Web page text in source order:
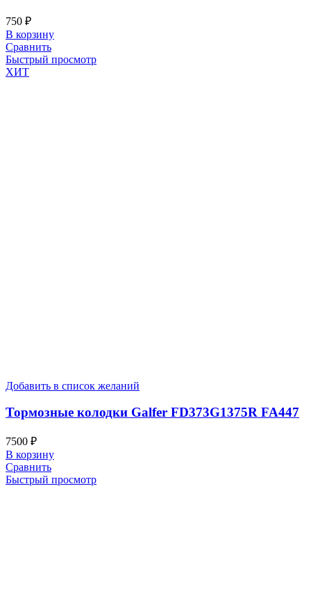
750 ₽
В корзину
Сравнить
Быстрый просмотр
ХИТ
Добавить в список желаний
Тормозные колодки Galfer FD373G1375R FA447
7500 ₽
В корзину
Сравнить
Быстрый просмотр